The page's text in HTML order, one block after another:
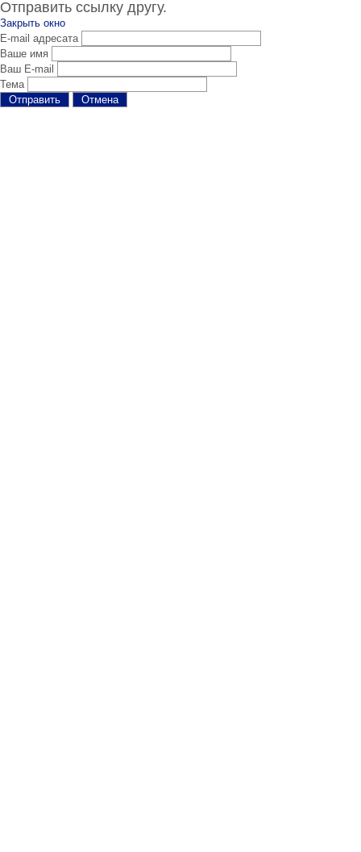
Отправить ссылку другу.
Закрыть окно
E-mail адресата
Ваше имя
Ваш E-mail
Тема
Отправить
Отмена